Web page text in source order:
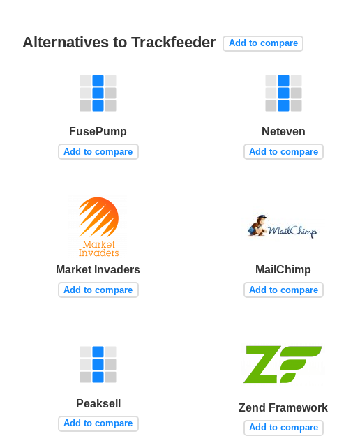
Alternatives to Trackfeeder Add to compare
FusePump
Add to compare
Neteven
Add to compare
Market Invaders
Add to compare
MailChimp
Add to compare
Peaksell
Add to compare
Zend Framework
Add to compare